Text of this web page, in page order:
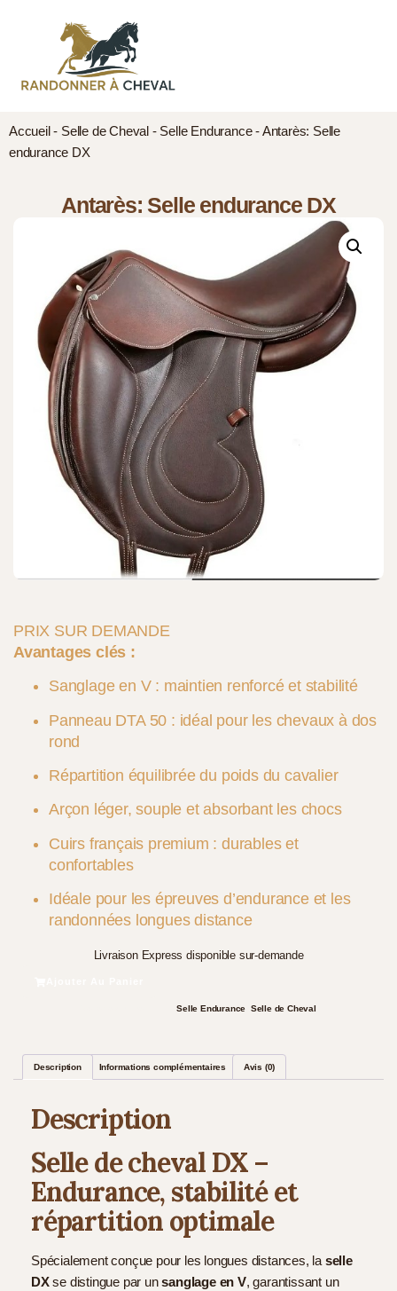
Accueil- Selle de Cheval - Selle Endurance-Antarès: Selle
endurance DX
Antarès: Selle endurance DX
PRIX SUR DEMANDE
Avantages clés :
Sanglage en V : maintien renforcé et stabilité
Panneau DTA 50 : idéal pour les chevaux à dos
rond
Répartition équilibrée du poids du cavalier
Arçon léger, souple et absorbant les chocs
Cuirs français premium : durables et
confortables
Idéale pour les épreuves d’endurance et les
randonnées longues distance
Livraison Express disponible sur-demande
Selle Endurance Selle de Cheval
Description Informations complémentaires Avis (0)
Description
Selle de cheval DX –
Endurance, stabilité et
répartition optimale
Spécialement conçue pour les longues distances, la selle
DXse distingue par unsanglage en V, garantissant un